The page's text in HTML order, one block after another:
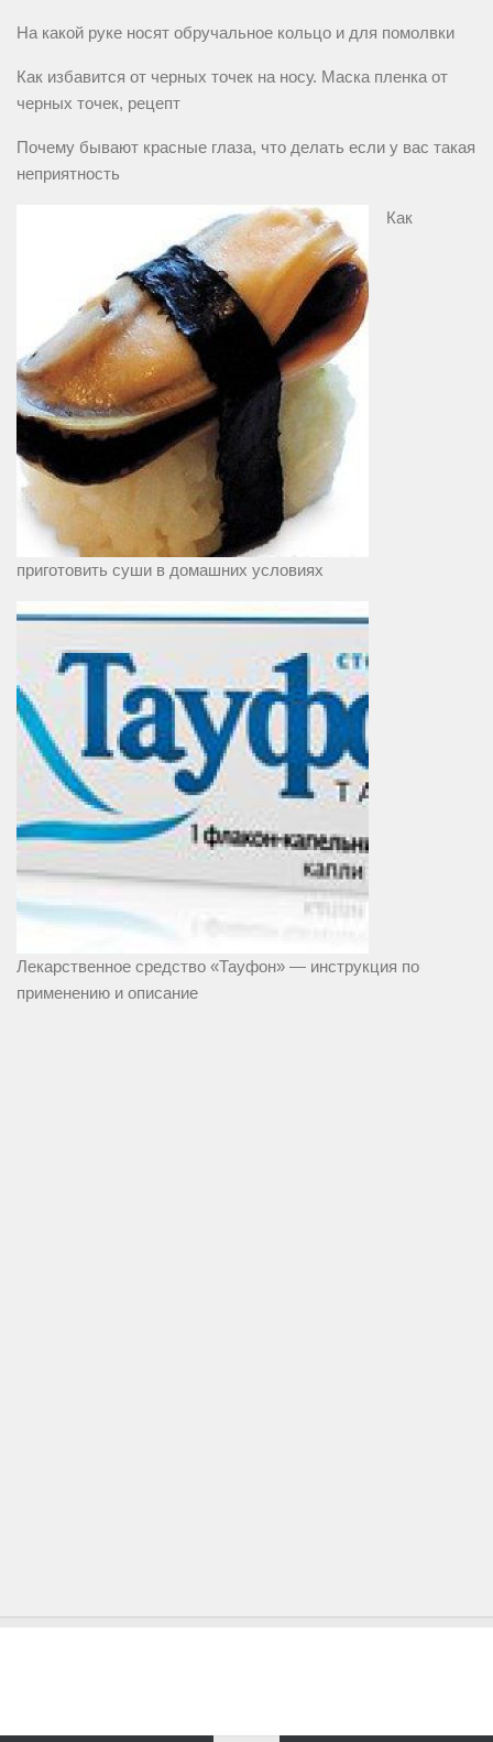
На какой руке носят обручальное кольцо и для помолвки
Как избавится от черных точек на носу. Маска пленка от
черных точек, рецепт
Почему бывают красные глаза, что делать если у вас такая
неприятность
Как
приготовить суши в домашних условиях
Лекарственное средство «Тауфон» — инструкция по
применению и описание